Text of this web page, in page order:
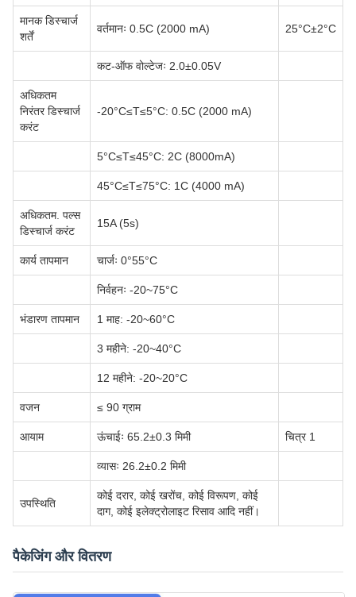
मानक डिस्चार्ज
शर्तें
वर्तमानः 0.5C (2000 mA) 25°C±2°C
कट-ऑफ वोल्टेजः 2.0±0.05V
अधिकतम
निरंतर डिस्चार्ज
करंट
-20°C≤T≤5°C: 0.5C (2000 mA)
5°C≤T≤45°C: 2C (8000mA)
45°C≤T≤75°C: 1C (4000 mA)
अधिकतम. पल्स
डिस्चार्ज करंट
15A (5s)
कार्य तापमान चार्जः 0°55°C
निर्वहनः -20~75°C
भंडारण तापमान 1 माह: -20~60°C
3 महीने: -20~40°C
12 महीने: -20~20°C
वजन ≤ 90 ग्राम
आयाम ऊंचाईः 65.2±0.3 मिमी चित्र 1
व्यासः 26.2±0.2 मिमी
उपस्थिति
कोई दरार, कोई खरोंच, कोई विरूपण, कोई
दाग, कोई इलेक्ट्रोलाइट रिसाव आदि नहीं।
पैकेजिंग और वितरण